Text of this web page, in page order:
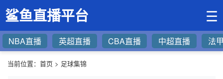
鲨鱼直播平台 ☰
NBA直播 英超直播 CBA直播 中超直播 法
当前位置： 首页 > 足球集锦